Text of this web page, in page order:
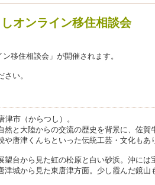
しオンライン移住相談会
移住相談会」が開催されます。
さい。
市（からつし）。
と大陸からの交流の歴史を背景に、佐賀
唐津くんちといった伝統工芸・文化もあ
台から見た虹の松原と白い砂浜。沖には
城から見た東唐津方面。少し霞んだ鏡山